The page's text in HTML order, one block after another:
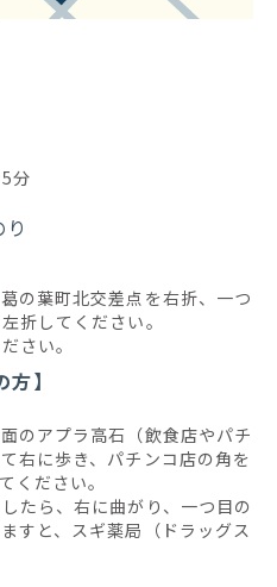
分
の葉町北交差点を右折、一つ
折してください。
さい。
】
のアプラ高石（飲食店やパチ
右に歩き、パチンコ店の角を
ください。
たら、右に曲がり、一つ目の
すと、スギ薬局（ドラッグス